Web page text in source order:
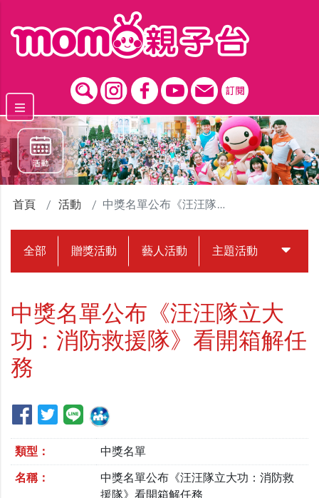
首頁 活動 中獎名單公布《汪汪隊立大功：消防救援隊》看開箱解任務
全部 贈獎活動 藝人活動 主題活動 中獎名
中獎名單公布《汪汪隊立大
功：消防救援隊》看開箱解任
務
類型： 中獎名單
名稱：
中獎名單公布《汪汪隊立大功：消防救
援隊》看開箱解任務